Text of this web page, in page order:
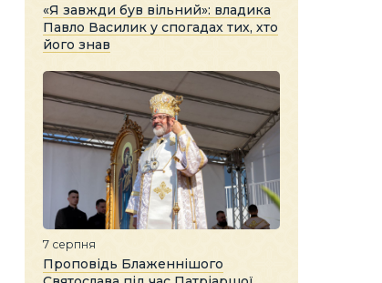
«Я завжди був вільний»: владика
Павло Василик у спогадах тих, хто
його знав
7 серпня
Проповідь Блаженнішого